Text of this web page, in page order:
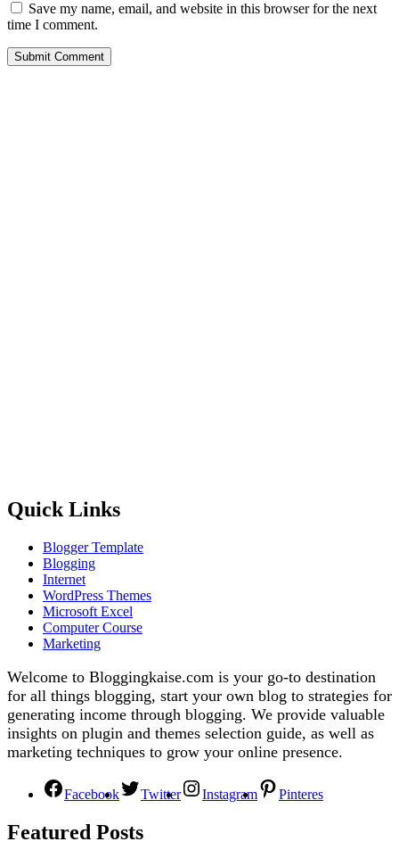
Save my name, email, and website in this browser for the next
time I comment.
Submit Comment
Quick Links
Blogger Template
Blogging
Internet
WordPress Themes
Microsoft Excel
Computer Course
Marketing
Welcome to Bloggingkaise.com is your go-to destination
for all things blogging, start your own blog to strategies for
generating income through blogging. We provide valuable
insights on plugin and themes selection guide, as well as
marketing techniques to grow your online presence.
Facebook Twitter Instagram Pinteres
Featured Posts